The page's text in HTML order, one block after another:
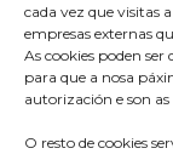
cada vez que visitas
empresas externas
As cookies poden ser
para que a nosa
autorización e son
O resto de cookies